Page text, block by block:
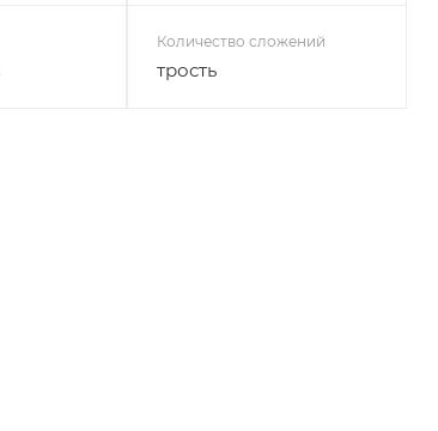
Количество сложений
трость